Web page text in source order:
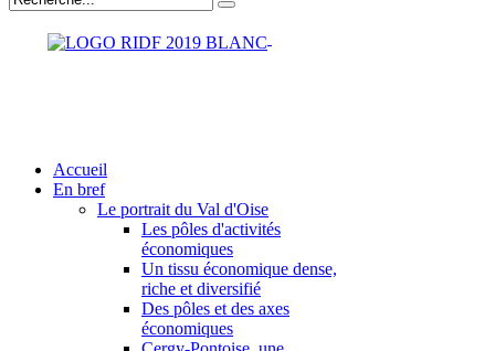
Accueil
En bref
Le portrait du Val d'Oise
Les pôles d'activités
économiques
Un tissu économique dense,
riche et diversifié
Des pôles et des axes
économiques